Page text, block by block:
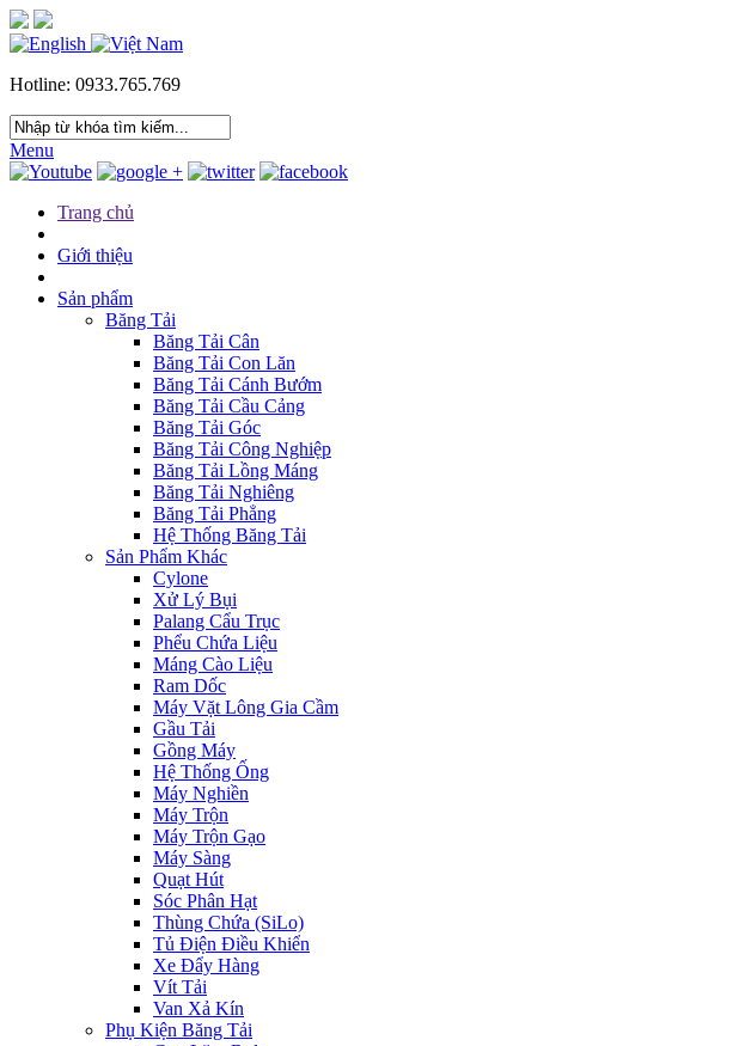
Hotline: 0933.765.769
Menu
Trang chủ
Giới thiệu
Sản phẩm
Băng Tải
Băng Tải Cân
Băng Tải Con Lăn
Băng Tải Cánh Bướm
Băng Tải Cầu Cảng
Băng Tải Góc
Băng Tải Công Nghiệp
Băng Tải Lồng Máng
Băng Tải Nghiêng
Băng Tải Phẳng
Hệ Thống Băng Tải
Sản Phẩm Khác
Cylone
Xử Lý Bụi
Palang Cẩu Trục
Phểu Chứa Liệu
Máng Cào Liệu
Ram Dốc
Máy Vặt Lông Gia Cầm
Gầu Tải
Gồng Máy
Hệ Thống Ống
Máy Nghiền
Máy Trộn
Máy Trộn Gạo
Máy Sàng
Quạt Hút
Sóc Phân Hạt
Thùng Chứa (SiLo)
Tủ Điện Điều Khiển
Xe Đẩy Hàng
Vít Tải
Van Xả Kín
Phụ Kiện Băng Tải